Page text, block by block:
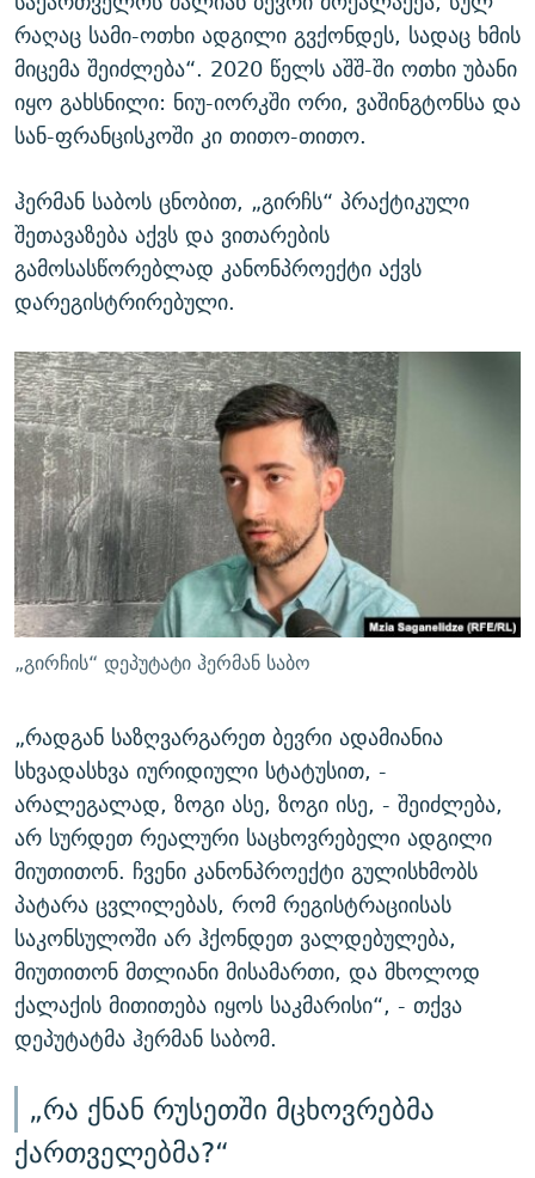
რაღაც სამი-ოთხი ადგილი გვქონდეს, სადაც ხმის
მიცემა შეიძლება“. 2020 წელს აშშ-ში ოთხი უბანი
იყო გახსნილი: ნიუ-იორკში ორი, ვაშინგტონსა და
სან-ფრანცისკოში კი თითო-თითო.
ჰერმან საბოს ცნობით, „გირჩს“ პრაქტიკული
შეთავაზება აქვს და ვითარების
გამოსასწორებლად კანონპროექტი აქვს
დარეგისტრირებული.
„გირჩის“ დეპუტატი ჰერმან საბო
„რადგან საზღვარგარეთ ბევრი ადამიანია
სხვადასხვა იურიდიული სტატუსით, -
არალეგალად, ზოგი ასე, ზოგი ისე, - შეიძლება,
არ სურდეთ რეალური საცხოვრებელი ადგილი
მიუთითონ. ჩვენი კანონპროექტი გულისხმობს
პატარა ცვლილებას, რომ რეგისტრაციისას
საკონსულოში არ ჰქონდეთ ვალდებულება,
მიუთითონ მთლიანი მისამართი, და მხოლოდ
ქალაქის მითითება იყოს საკმარისი“, - თქვა
დეპუტატმა ჰერმან საბომ.
„რა ქნან რუსეთში მცხოვრებმა
ქართველებმა?“